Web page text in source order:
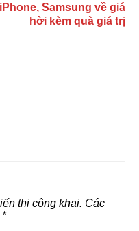
iPhone, Samsung về giá
hời kèm quà giá trị
thị công khai. Các
*